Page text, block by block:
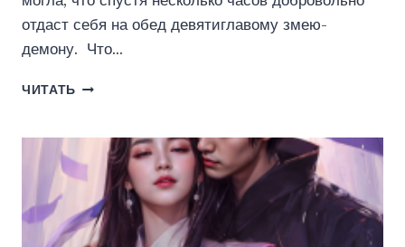
отдаст себя на обед девятиглавому змею-
демону. Что…
ЧИТАТЬ МЭЙ
(ЕКАТЕРИНА
БУНЬКОВА)